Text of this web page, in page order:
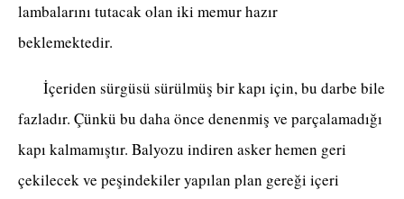
lambalarını tutacak olan iki memur hazır
beklemektedir.
İçeriden sürgüsü sürülmüş bir kapı için, bu darbe bile
fazladır. Çünkü bu daha önce denenmiş ve parçalamadığı
kapı kalmamıştır. Balyozu indiren asker hemen geri
çekilecek ve peşindekiler yapılan plan gereği içeri